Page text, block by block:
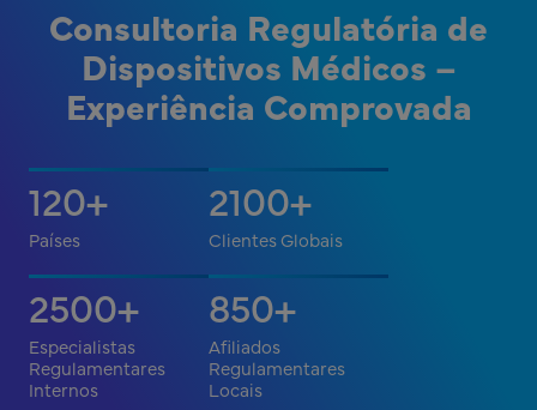
Consultoria Regulatória de
Dispositivos Médicos –
Experiência Comprovada
120+
Países
2100+
Clientes Globais
2500+
Especialistas
Regulamentares
Internos
850+
Afiliados
Regulamentares
Locais